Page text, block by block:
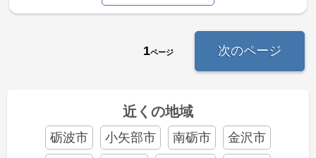
1ページ 次のページ
近くの地域
砺波市 小矢部市 南砺市
金沢市